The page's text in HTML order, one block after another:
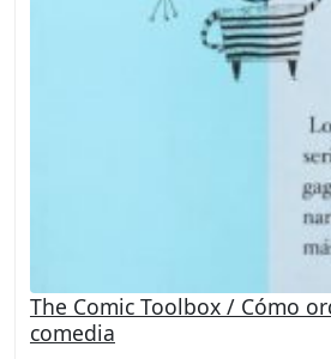
The Comic Toolbox / Cómo
comedia